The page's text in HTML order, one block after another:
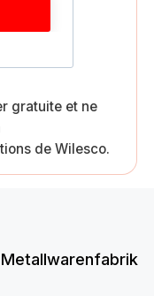
gratuite et ne
de Wilesco.
Metallwarenfabrik